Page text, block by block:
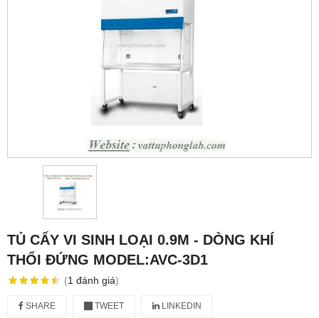
TỦ CẤY VI SINH LOẠI 0.9M - DÒNG KHÍ
THỔI ĐỨNG MODEL:AVC-3D1
(1 đánh giá)
SHARE TWEET LINKEDIN